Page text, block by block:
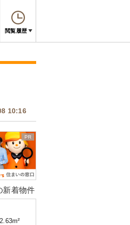
閲覧履歴
10:16
新着物件